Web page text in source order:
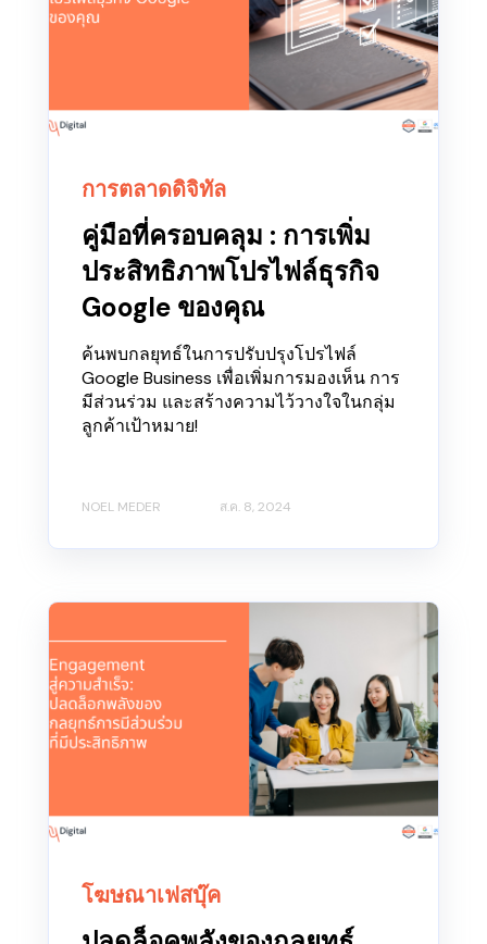
การตลาดดิจิทัล
คู่มือที่ครอบคลุม : การเพิ่ม
ประสิทธิภาพโปรไฟล์ธุรกิจ
Google ของคุณ
ค้นพบกลยุทธ์ในการปรับปรุงโปรไฟล์
Google Business เพื่อเพิ่มการมองเห็น การ
มีส่วนร่วม และสร้างความไว้วางใจในกลุ่ม
ลูกค้าเป้าหมาย!
NOEL MEDER ส.ค. 8, 2024
โฆษณาเฟสบุ๊ค